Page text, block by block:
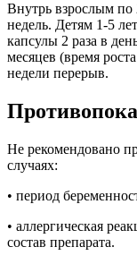
Внутрь взрослым по
недель. Детям 1-5
капсулы 2 раза в
месяцев (время
недели перерыв.
Не рекомендовано
случаях:
• период
• аллергическая
состав препарата.